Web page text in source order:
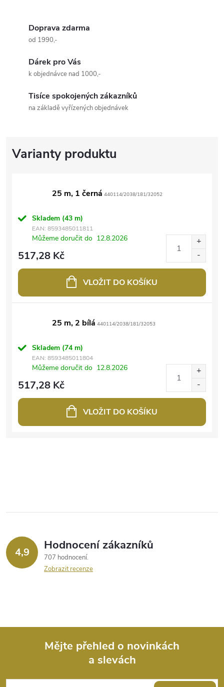
Doprava zdarma
od 1990,-
Dárek pro Vás
k objednávce nad 1000,-
Tisíce spokojených zákazníků
na základě vyřízených objednávek
25 m, 1 černá 440114/2038/181/32052
Skladem (43 m)
EAN: 8593485011811
Můžeme doručit do 12.8.2026
517,28 Kč
VLOŽIT DO KOŠÍKU
25 m, 2 bílá 440114/2038/181/32053
Skladem (74 m)
EAN: 8593485011804
Můžeme doručit do 12.8.2026
517,28 Kč
VLOŽIT DO KOŠÍKU
4,9 Hodnocení zákazníků
707 hodnocení
Zobrazit recenze
Mějte přehled o novinkách
a slevách